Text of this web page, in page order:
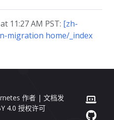
11:27 AM PST: [zh-
migration home/_index
作者 | 文档发
4.0 授权许可